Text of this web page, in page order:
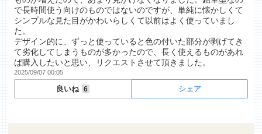
で長時間使う向けのものではないのですが、単純に懐かしくて
シンプルな見た目がかわいらしくて以前はよく使っていまし
た。
デザイン的に、ずっと使っていると色の付いた部分が剥げてき
て劣化してしまうものが多かったので、長く使えるものがあれ
ば購入したいと思い、リクエストさせて頂きました。
2025/09/07 00:05
良いね 6 シェア